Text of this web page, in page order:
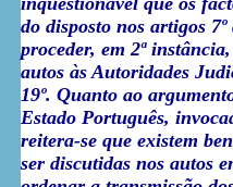
do disposto nos artigos
proceder, em 2ª
autos às Autoridades
19º. Quanto ao
Estado Português,
reitera-se que existem
ser discutidas nos autos